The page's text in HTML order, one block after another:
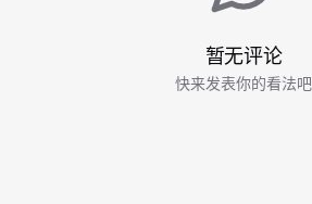
暂无评论
快来发表你的看法吧